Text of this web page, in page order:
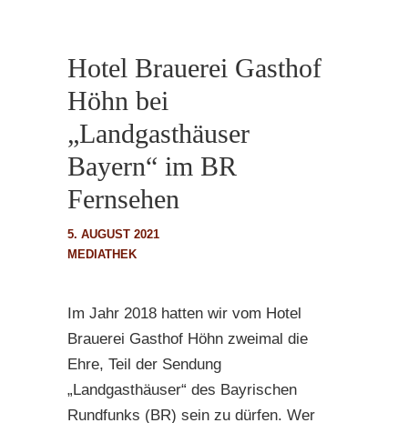
Hotel Brauerei Gasthof
Höhn bei
„Landgasthäuser
Bayern“ im BR
Fernsehen
5. AUGUST 2021
MEDIATHEK
Im Jahr 2018 hatten wir vom Hotel
Brauerei Gasthof Höhn zweimal die
Ehre, Teil der Sendung
„Landgasthäuser“ des Bayrischen
Rundfunks (BR) sein zu dürfen. Wer